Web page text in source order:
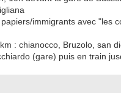
immigrants avec "les
: chianocco, Bruzolo, san
(gare) puis en train